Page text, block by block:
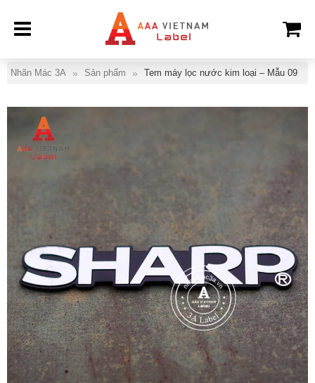
Nhãn Mác 3A Sản phẩm Tem máy lọc nước kim loại – Mẫu 09